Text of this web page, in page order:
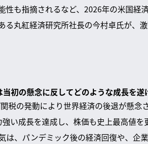
性も指摘されるなど、2026年の米国
る丸紅経済研究所社長の今村卓氏が、
初の懸念に反してどのような成長を遂
税の発動により世界経済の後退が懸念
い成長を達成し、株価も史上最高値
は、パンデミック後の経済回復や、企